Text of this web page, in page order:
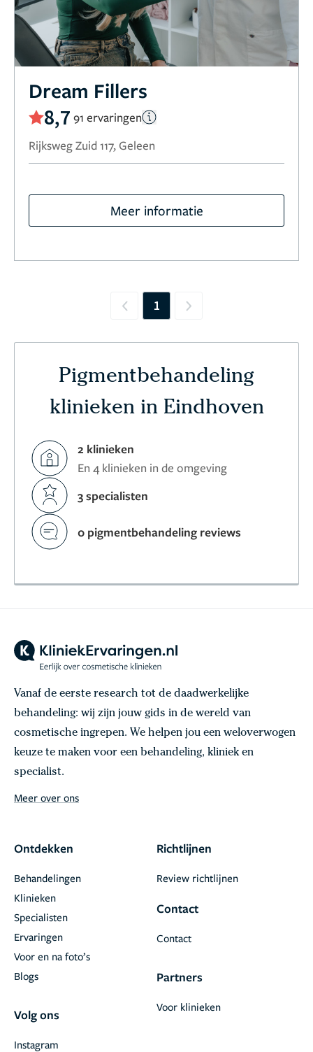
Dream Fillers
8,7 91 ervaringen
Rijksweg Zuid 117, Geleen
Meer informatie
Previous
1 Next
Pigmentbehandeling
klinieken in Eindhoven
2 klinieken
En 4 klinieken in de omgeving
3 specialisten
0 pigmentbehandeling reviews
Vanaf de eerste research tot de daadwerkelijke
behandeling: wij zijn jouw gids in de wereld van
cosmetische ingrepen. We helpen jou een weloverwogen
keuze te maken voor een behandeling, kliniek en
specialist.
Meer over ons
Ontdekken
Behandelingen
Klinieken
Specialisten
Ervaringen
Voor en na foto’s
Blogs
Volg ons
Instagram
Richtlijnen
Review richtlijnen
Contact
Contact
Partners
Voor klinieken